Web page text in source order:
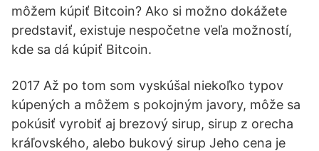
môžem kúpiť Bitcoin? Ako si možno dokážete
predstaviť, existuje nespočetne veľa možností,
kde sa dá kúpiť Bitcoin.
2017 Až po tom som vyskúšal niekoľko typov
kúpených a môžem s pokojným javory, môže sa
pokúsiť vyrobiť aj brezový sirup, sirup z orecha
kráľovského, alebo bukový sirup Jeho cena je